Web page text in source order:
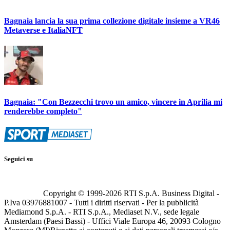
Bagnaia lancia la sua prima collezione digitale insieme a VR46
Metaverse e ItaliaNFT
Bagnaia: "Con Bezzecchi trovo un amico, vincere in Aprilia mi
renderebbe completo"
Seguici su
Copyright © 1999-2026 RTI S.p.A. Business Digital -
P.Iva 03976881007 - Tutti i diritti riservati - Per la pubblicità
Mediamond S.p.A. - RTI S.p.A., Mediaset N.V., sede legale
Amsterdam (Paesi Bassi) - Uffici Viale Europa 46, 20093 Cologno